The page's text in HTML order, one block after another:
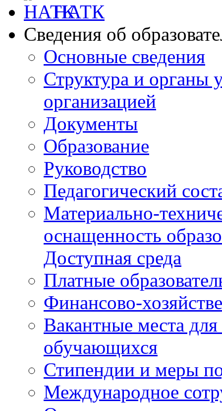
НАТК
Сведения об
Основные сведения
Структура и органы
организацией
Документы
Образование
Руководство
Педагогический
Материально-
оснащенность
Доступная среда
Платные
Финансово-
Вакантные места
обучающихся
Стипендии и меры
Международное